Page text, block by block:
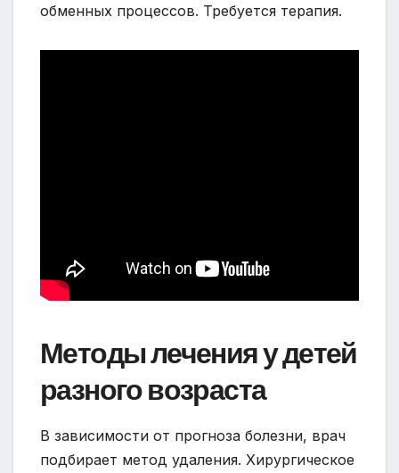
обменных процессов. Требуется терапия.
Методы лечения у детей
разного возраста
В зависимости от прогноза болезни, врач
подбирает метод удаления. Хирургическое